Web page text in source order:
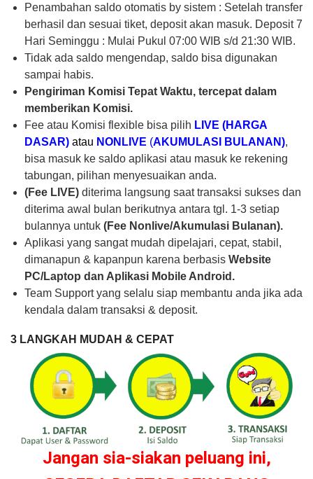
Penambahan saldo otomatis by sistem : Setelah transfer
berhasil dan sesuai tiket, deposit akan masuk. Deposit 7
Hari Seminggu : Mulai Pukul 07:00 WIB s/d 21:30 WIB.
Tidak ada saldo mengendap, saldo bisa digunakan
sampai habis.
Pengiriman Komisi Tepat Waktu, tercepat dalam
memberikan Komisi.
Fee atau Komisi flexible bisa pilih LIVE (HARGA
DASAR) atau NONLIVE (AKUMULASI BULANAN),
bisa masuk ke saldo aplikasi atau masuk ke rekening
tabungan, pilihan menyesuaikan anda.
(Fee LIVE) diterima langsung saat transaksi sukses dan
diterima awal bulan berikutnya antara tgl. 1-3 setiap
bulannya untuk (Fee Nonlive/Akumulasi Bulanan).
Aplikasi yang sangat mudah dipelajari, cepat, stabil,
dimanapun & kapanpun karena berbasis Website
PC/Laptop dan Aplikasi Mobile Android.
Team Support yang selalu siap membantu anda jika ada
kendala dalam transaksi & deposit.
3 LANGKAH MUDAH & CEPAT
Jangan sia-siakan peluang ini,